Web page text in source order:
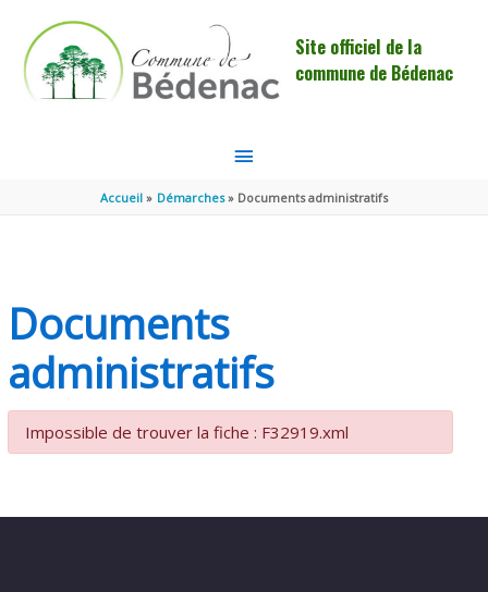
Site officiel de la
commune de Bédenac
MENU
PRINCIPAL
Accueil Démarches Documents administratifs
Documents
administratifs
Impossible de trouver la fiche : F32919.xml